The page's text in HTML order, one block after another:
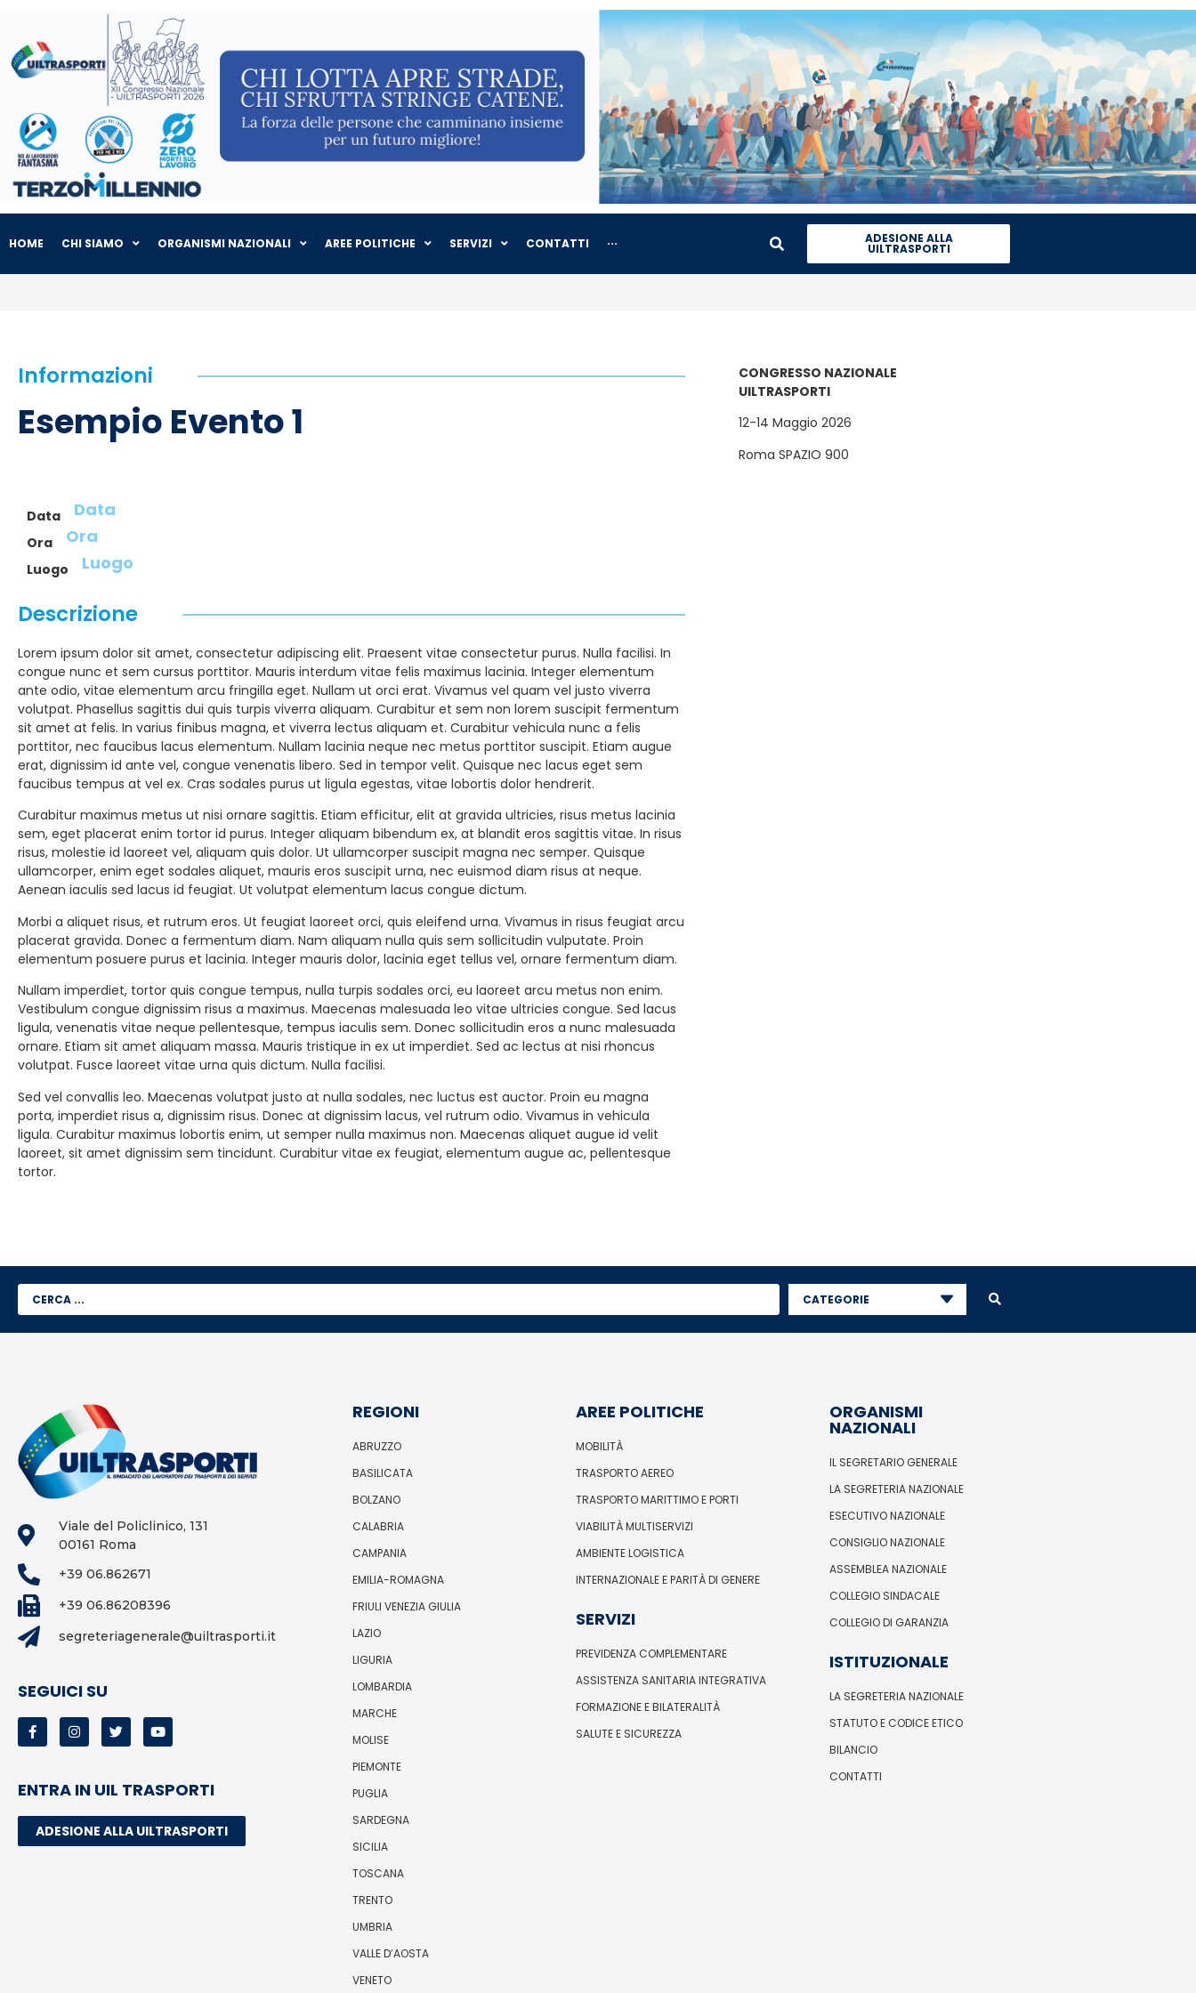
HOME CHI SIAMO ORGANISMI NAZIONALI AREE POLITICHE SERVIZI CONTATTI ··· ADESIONE ALLA
UILTRASPORTI
Informazioni
Esempio Evento 1
Data Data
Ora Ora
Luogo Luogo
Descrizione
Lorem ipsum dolor sit amet, consectetur adipiscing elit. Praesent vitae consectetur purus. Nulla facilisi. In
congue nunc et sem cursus porttitor. Mauris interdum vitae felis maximus lacinia. Integer elementum
ante odio, vitae elementum arcu fringilla eget. Nullam ut orci erat. Vivamus vel quam vel justo viverra
volutpat. Phasellus sagittis dui quis turpis viverra aliquam. Curabitur et sem non lorem suscipit fermentum
sit amet at felis. In varius finibus magna, et viverra lectus aliquam et. Curabitur vehicula nunc a felis
porttitor, nec faucibus lacus elementum. Nullam lacinia neque nec metus porttitor suscipit. Etiam augue
erat, dignissim id ante vel, congue venenatis libero. Sed in tempor velit. Quisque nec lacus eget sem
faucibus tempus at vel ex. Cras sodales purus ut ligula egestas, vitae lobortis dolor hendrerit.
Curabitur maximus metus ut nisi ornare sagittis. Etiam efficitur, elit at gravida ultricies, risus metus lacinia
sem, eget placerat enim tortor id purus. Integer aliquam bibendum ex, at blandit eros sagittis vitae. In risus
risus, molestie id laoreet vel, aliquam quis dolor. Ut ullamcorper suscipit magna nec semper. Quisque
ullamcorper, enim eget sodales aliquet, mauris eros suscipit urna, nec euismod diam risus at neque.
Aenean iaculis sed lacus id feugiat. Ut volutpat elementum lacus congue dictum.
Morbi a aliquet risus, et rutrum eros. Ut feugiat laoreet orci, quis eleifend urna. Vivamus in risus feugiat arcu
placerat gravida. Donec a fermentum diam. Nam aliquam nulla quis sem sollicitudin vulputate. Proin
elementum posuere purus et lacinia. Integer mauris dolor, lacinia eget tellus vel, ornare fermentum diam.
Nullam imperdiet, tortor quis congue tempus, nulla turpis sodales orci, eu laoreet arcu metus non enim.
Vestibulum congue dignissim risus a maximus. Maecenas malesuada leo vitae ultricies congue. Sed lacus
ligula, venenatis vitae neque pellentesque, tempus iaculis sem. Donec sollicitudin eros a nunc malesuada
ornare. Etiam sit amet aliquam massa. Mauris tristique in ex ut imperdiet. Sed ac lectus at nisi rhoncus
volutpat. Fusce laoreet vitae urna quis dictum. Nulla facilisi.
Sed vel convallis leo. Maecenas volutpat justo at nulla sodales, nec luctus est auctor. Proin eu magna
porta, imperdiet risus a, dignissim risus. Donec at dignissim lacus, vel rutrum odio. Vivamus in vehicula
ligula. Curabitur maximus lobortis enim, ut semper nulla maximus non. Maecenas aliquet augue id velit
laoreet, sit amet dignissim sem tincidunt. Curabitur vitae ex feugiat, elementum augue ac, pellentesque
tortor.
CONGRESSO NAZIONALE
UILTRASPORTI
12-14 Maggio 2026
Roma SPAZIO 900
CATEGORIE
Viale del Policlinico, 131
00161 Roma
+39 06.862671
+39 06.86208396
segreteriagenerale@uiltrasporti.it
SEGUICI SU
ENTRA IN UIL TRASPORTI
ADESIONE ALLA UILTRASPORTI
REGIONI
ABRUZZO
BASILICATA
BOLZANO
CALABRIA
CAMPANIA
EMILIA-ROMAGNA
FRIULI VENEZIA GIULIA
LAZIO
LIGURIA
LOMBARDIA
MARCHE
MOLISE
PIEMONTE
PUGLIA
SARDEGNA
SICILIA
TOSCANA
TRENTO
UMBRIA
VALLE D’AOSTA
VENETO
AREE POLITICHE
MOBILITÀ
TRASPORTO AEREO
TRASPORTO MARITTIMO E PORTI
VIABILITÀ MULTISERVIZI
AMBIENTE LOGISTICA
INTERNAZIONALE E PARITÀ DI GENERE
SERVIZI
PREVIDENZA COMPLEMENTARE
ASSISTENZA SANITARIA INTEGRATIVA
FORMAZIONE E BILATERALITÀ
SALUTE E SICUREZZA
ORGANISMI
NAZIONALI
IL SEGRETARIO GENERALE
LA SEGRETERIA NAZIONALE
ESECUTIVO NAZIONALE
CONSIGLIO NAZIONALE
ASSEMBLEA NAZIONALE
COLLEGIO SINDACALE
COLLEGIO DI GARANZIA
ISTITUZIONALE
LA SEGRETERIA NAZIONALE
STATUTO E CODICE ETICO
BILANCIO
CONTATTI